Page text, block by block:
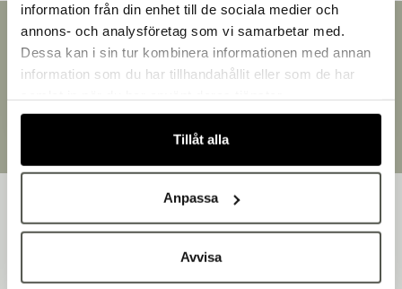
information från din enhet till de sociala medier och
annons- och analysföretag som vi samarbetar med.
Dessa kan i sin tur kombinera informationen med annan
information som du har tillhandahållit eller som de har
Tillåt alla
Anpassa
Avvisa
Snabb leverans
Leverans inom 3-5 arbetsdagar.
Brett sortiment
Över 30 000 produkter
Egen produktion
Designat och tillverkat i Småland
Bakers är en helhetsleverantör av professionell
Välkommen till Bakers!
Handlar du som företag eller privatperson?
Fortsätt som privatperson